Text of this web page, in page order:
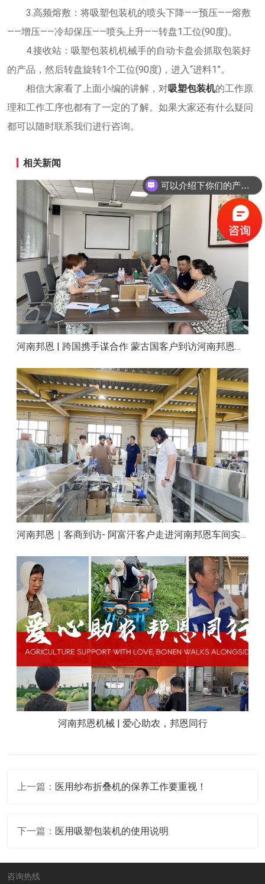
3.高频熔敷：将吸塑包装机的喷头下降——预压——熔敷
——增压——冷却保压——喷头上升——转盘1工位(90度)。
4.接收站：吸塑包装机机械手的自动卡盘会抓取包装好
的产品，然后转盘旋转1个工位(90度)，进入“进料1”。
相信大家看了上面小编的讲解，对吸塑包装机的工作原
理和工作工序也都有了一定的了解。如果大家还有什么疑问
都可以随时联系我们进行咨询。
相关新闻
河南邦恩 | 跨国携手谋合作 蒙古国客户到访河南邦恩实地考察洽谈
河南邦恩｜客商到访- 阿富汗客户走进河南邦恩车间实地洽谈合作
河南邦恩机械 | 爱心助农，邦恩同行
上一篇： 医用纱布折叠机的保养工作要重视！
下一篇： 医用吸塑包装机的使用说明
咨询热线
可以介绍下你们的产品么？